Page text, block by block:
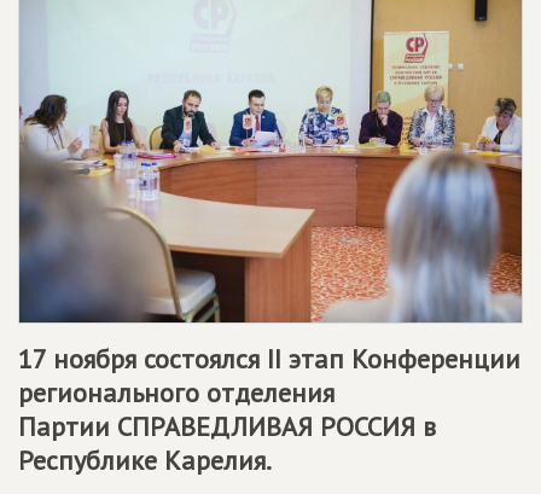
17 ноября состоялся II этап Конференции
регионального отделения
Партии СПРАВЕДЛИВАЯ РОССИЯ в
Республике Карелия.